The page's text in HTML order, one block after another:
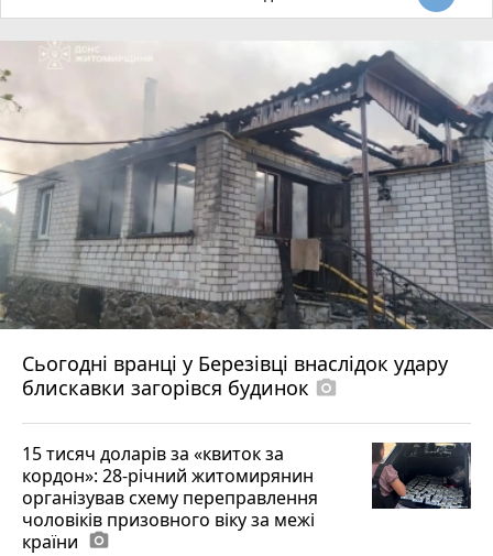
Сьогодні вранці у Березівці внаслідок удару
блискавки загорівся будинок photo_camera
15 тисяч доларів за «квиток за
кордон»: 28-річний житомирянин
організував схему переправлення
чоловіків призовного віку за межі
країни photo_camera